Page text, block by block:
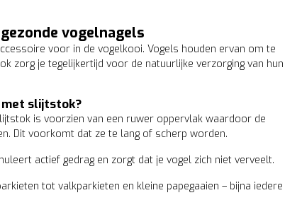
vogelnagels
voor in de vogelkooi. Vogels houden ervan om te
zorg je tegelijkertijd voor de natuurlijke verzorging van hun
met slijtstok?
is voorzien van een ruwer oppervlak waardoor de
Dit voorkomt dat ze te lang of scherp worden.
actief gedrag en zorgt dat je vogel zich niet verveelt.
tot valkparkieten en kleine papegaaien – bijna iedere